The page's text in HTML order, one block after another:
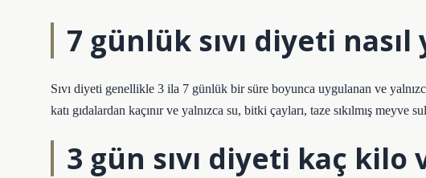
7 günlük sıvı diyeti nasıl
Sıvı diyeti genellikle 3 ila 7 günlük bir süre boyunca uygulanan ve
katı gıdalardan kaçınır ve yalnızca su, bitki çayları, taze sıkılmış meyve
3 gün sıvı diyeti kaç kilo